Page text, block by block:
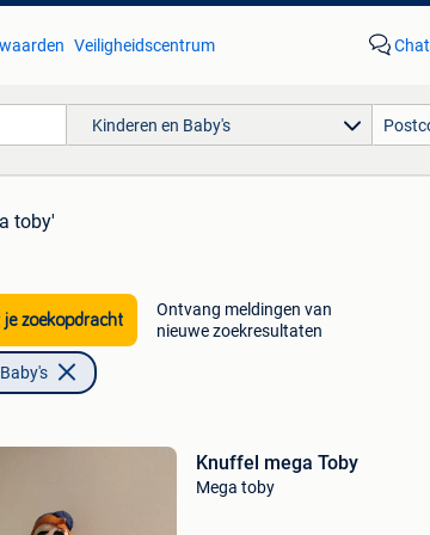
Veiligheidscentrum Chat
Kinderen en Baby's
toby'
je zoekopdracht
Ontvang meldingen van
nieuwe zoekresultaten
Knuffel mega Toby
Mega toby